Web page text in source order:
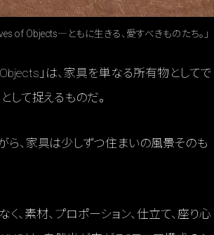
of Objects―ともに生きる、愛すべきものたち。」
」は、家具を単なる所有物としてで
して捉えるものだ。
、家具は少しずつ住まいの風景そのも
、素材、プロポーション、仕立て、座り心